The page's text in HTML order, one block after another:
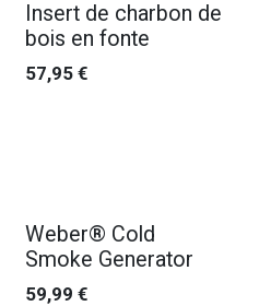
Insert de charbon de
bois en fonte
57,95 €
Weber® Cold
Smoke Generator
59,99 €